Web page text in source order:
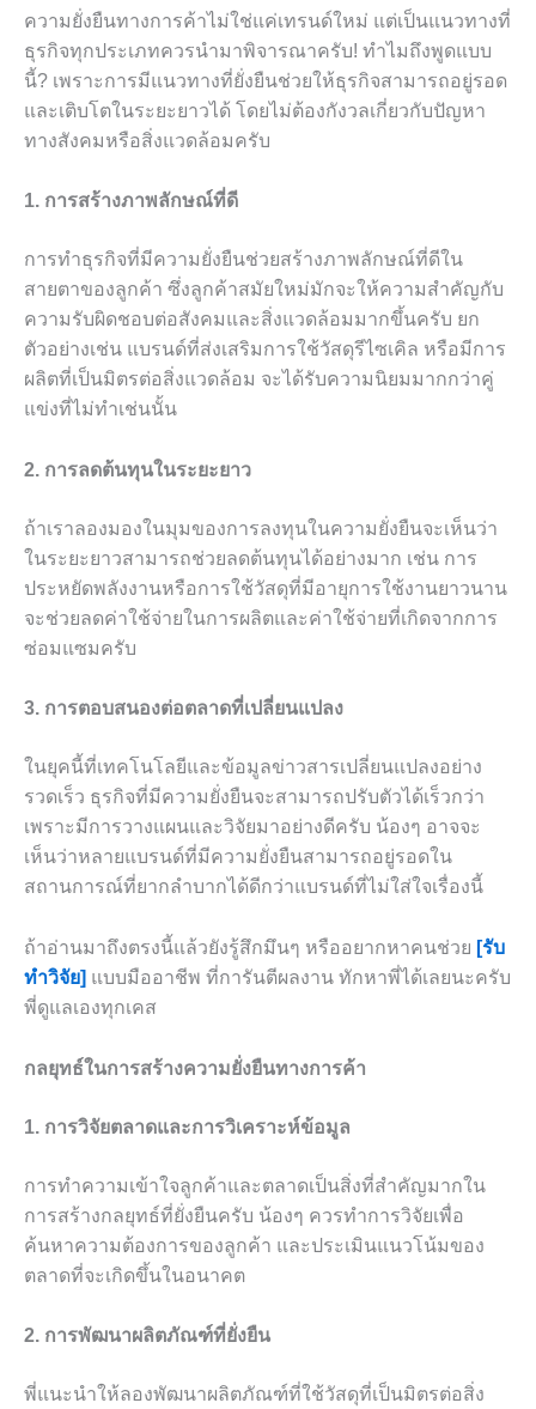
ความยั่งยืนทางการค้าไม่ใช่แค่เทรนด์ใหม่ แต่เป็นแนวทางที่
ธุรกิจทุกประเภทควรนำมาพิจารณาครับ! ทำไมถึงพูดแบบ
นี้? เพราะการมีแนวทางที่ยั่งยืนช่วยให้ธุรกิจสามารถอยู่รอด
และเติบโตในระยะยาวได้ โดยไม่ต้องกังวลเกี่ยวกับปัญหา
ทางสังคมหรือสิ่งแวดล้อมครับ
1. การสร้างภาพลักษณ์ที่ดี
การทำธุรกิจที่มีความยั่งยืนช่วยสร้างภาพลักษณ์ที่ดีใน
สายตาของลูกค้า ซึ่งลูกค้าสมัยใหม่มักจะให้ความสำคัญกับ
ความรับผิดชอบต่อสังคมและสิ่งแวดล้อมมากขึ้นครับ ยก
ตัวอย่างเช่น แบรนด์ที่ส่งเสริมการใช้วัสดุรีไซเคิล หรือมีการ
ผลิตที่เป็นมิตรต่อสิ่งแวดล้อม จะได้รับความนิยมมากกว่าคู่
แข่งที่ไม่ทำเช่นนั้น
2. การลดต้นทุนในระยะยาว
ถ้าเราลองมองในมุมของการลงทุนในความยั่งยืนจะเห็นว่า
ในระยะยาวสามารถช่วยลดต้นทุนได้อย่างมาก เช่น การ
ประหยัดพลังงานหรือการใช้วัสดุที่มีอายุการใช้งานยาวนาน
จะช่วยลดค่าใช้จ่ายในการผลิตและค่าใช้จ่ายที่เกิดจากการ
ซ่อมแซมครับ
3. การตอบสนองต่อตลาดที่เปลี่ยนแปลง
ในยุคนี้ที่เทคโนโลยีและข้อมูลข่าวสารเปลี่ยนแปลงอย่าง
รวดเร็ว ธุรกิจที่มีความยั่งยืนจะสามารถปรับตัวได้เร็วกว่า
เพราะมีการวางแผนและวิจัยมาอย่างดีครับ น้องๆ อาจจะ
เห็นว่าหลายแบรนด์ที่มีความยั่งยืนสามารถอยู่รอดใน
สถานการณ์ที่ยากลำบากได้ดีกว่าแบรนด์ที่ไม่ใส่ใจเรื่องนี้
ถ้าอ่านมาถึงตรงนี้แล้วยังรู้สึกมึนๆ หรืออยากหาคนช่วย [รับ
ทำวิจัย] แบบมืออาชีพ ที่การันตีผลงาน ทักหาพี่ได้เลยนะครับ
พี่ดูแลเองทุกเคส
กลยุทธ์ในการสร้างความยั่งยืนทางการค้า
1. การวิจัยตลาดและการวิเคราะห์ข้อมูล
การทำความเข้าใจลูกค้าและตลาดเป็นสิ่งที่สำคัญมากใน
การสร้างกลยุทธ์ที่ยั่งยืนครับ น้องๆ ควรทำการวิจัยเพื่อ
ค้นหาความต้องการของลูกค้า และประเมินแนวโน้มของ
ตลาดที่จะเกิดขึ้นในอนาคต
2. การพัฒนาผลิตภัณฑ์ที่ยั่งยืน
พี่แนะนำให้ลองพัฒนาผลิตภัณฑ์ที่ใช้วัสดุที่เป็นมิตรต่อสิ่ง